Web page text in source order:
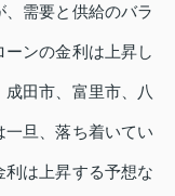
需要と供給のバラ
ンの金利は上昇し
田市、富里市、八
旦、落ち着いてい
利は上昇する予想な